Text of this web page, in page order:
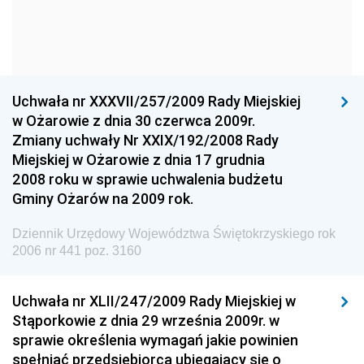
Dziennik Urzędowy Ministra Gospodarki
Dziennik Urzędowy Urzędu Ochrony Konkurencji i
Konsumentów
Dziennik Urzędowy Ministra Pracy i Polityki
Społecznej
Dziennik Urzędowy Urzędu Lotnictwa Cywilnego
Dziennik Urzędowy Ministerstwa Hutnictwa i
Przemysłu Maszynowego
Dziennik Urzędowy Ministerstwa Zdrowia i Opieki
Uchwała nr XXXVII/257/2009 Rady Miejskiej
w Ożarowie z dnia 30 czerwca 2009r.
Zmiany uchwały Nr XXIX/192/2008 Rady
Miejskiej w Ożarowie z dnia 17 grudnia
2008 roku w sprawie uchwalenia budżetu
Gminy Ożarów na 2009 rok.
Dziennik Urzędowy Województwa Świętokrzyskiego rok
2006 nr 441 poz. 3160
Uchwała nr XLII/247/2009 Rady Miejskiej w
Stąporkowie z dnia 29 września 2009r. w
sprawie określenia wymagań jakie powinien
spełniać przedsiębiorca ubiegający się o